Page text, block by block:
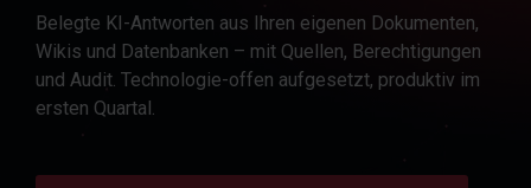
Belegte KI-Antworten aus Ihren eigenen Dokumenten,
Wikis und Datenbanken – mit Quellen, Berechtigungen
und Audit. Technologie-offen aufgesetzt, produktiv im
ersten Quartal.